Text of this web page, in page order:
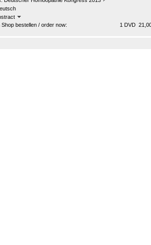
bestellen / order now:
1 DVD